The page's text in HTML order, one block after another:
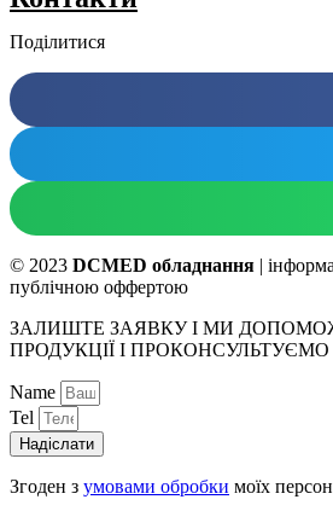
Поділитися
© 2023 DCMED обладнання |
публічною оффертою
ЗАЛИШТЕ ЗАЯВКУ І МИ
ПРОДУКЦІЇ І ПРОКОНСУЛЬТУЄМО
Name
Tel
Надіслати
Згоден з умовами обробки моїх